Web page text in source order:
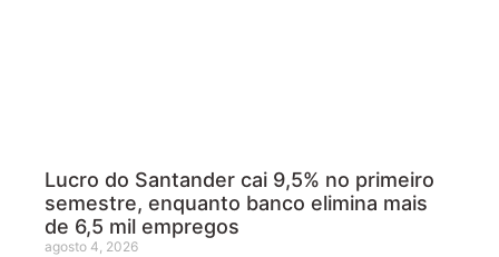
Lucro do Santander cai 9,5% no primeiro
semestre, enquanto banco elimina mais
de 6,5 mil empregos
agosto 4, 2026